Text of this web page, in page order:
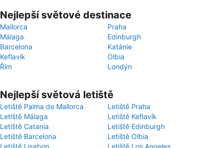
Nejlepší světové destinace
Mallorca
Praha
Málaga
Edinburgh
Barcelona
Katánie
Keflavík
Olbia
Řím
Londýn
Nejlepší světová letiště
Letiště Palma de Mallorca
Letiště Praha
Letiště Málaga
Letiště Keflavík
Letiště Catania
Letiště Edinburgh
Letiště Barcelona
Letiště Olbia
Letiště Lisabon
Letiště Los Angeles